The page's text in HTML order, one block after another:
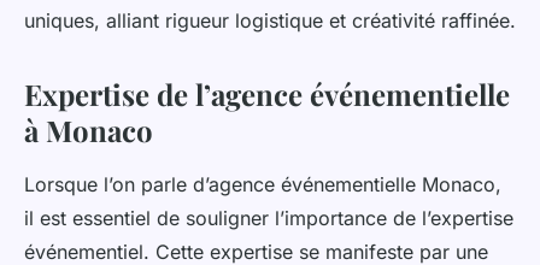
uniques, alliant rigueur logistique et créativité raffinée.
Expertise de l’agence événementielle
à Monaco
Lorsque l’on parle d’agence événementielle Monaco,
il est essentiel de souligner l’importance de l’expertise
événementiel. Cette expertise se manifeste par une